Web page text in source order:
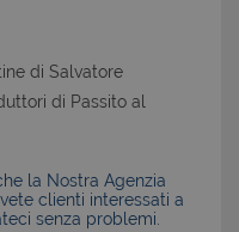
di Salvatore
di Passito al
la Nostra Agenzia
clienti interessati a
senza problemi.